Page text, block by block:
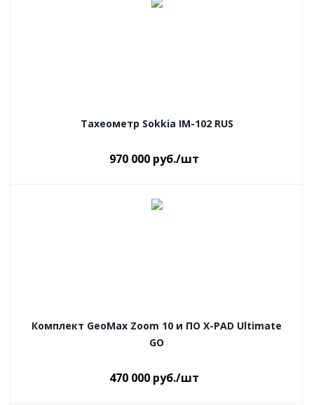
Тахеометр Sokkia IM-102 RUS
970 000 руб./шт
Комплект GeoMax Zoom 10 и ПО X-PAD Ultimate
GO
470 000 руб./шт